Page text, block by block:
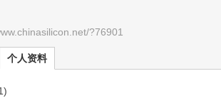
?76901
个人资料